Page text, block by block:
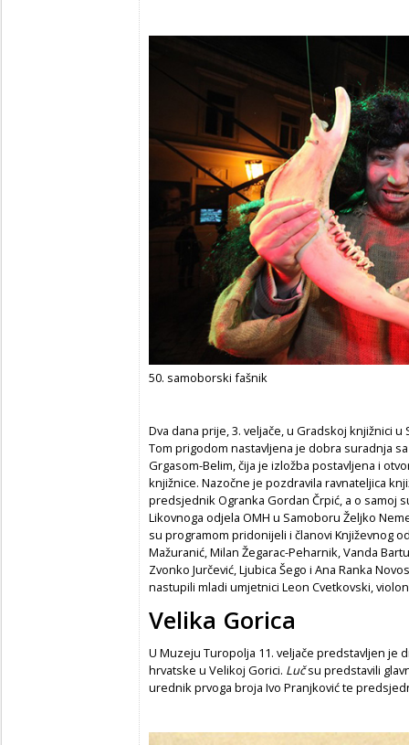
50. samoborski fašnik
Dva dana prije, 3. veljače, u Gradskoj knjižnici
Tom prigodom nastavljena je dobra suradnja
Grgasom-Belim, čija je izložba postavljena i
knjižnice. Nazočne je pozdravila ravnateljica
predsjednik Ogranka Gordan Črpić, a o samoj
Likovnoga odjela OMH u Samoboru Željko
su programom pridonijeli i članovi Književnog
Mažuranić, Milan Žegarac-Peharnik, Vanda
Zvonko Jurčević, Ljubica Šego i Ana Ranka
nastupili mladi umjetnici Leon Cvetkovski,
Velika Gorica
U Muzeju Turopolja 11. veljače predstavljen je
hrvatske u Velikoj Gorici. Lučsu predstavili
urednik prvoga broja Ivo Pranjković te